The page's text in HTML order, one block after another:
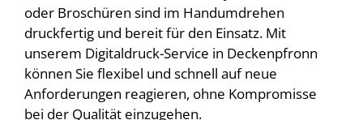
oder Broschüren sind im Handumdrehen
druckfertig und bereit für den Einsatz. Mit
unserem Digitaldruck-Service in Deckenpfronn
können Sie flexibel und schnell auf neue
Anforderungen reagieren, ohne Kompromisse
bei der Qualität einzugehen.